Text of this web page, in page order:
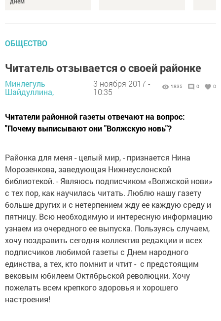
ОБЩЕСТВО
Читатель отзывается о своей районке
Минлегуль
Шайдуллина,
3 ноября 2017 -
10:35
1835 0 0
Читатели районной газеты отвечают на вопрос:
"Почему выписывают они "Волжскую новь"?
Районка для меня - целый мир, - признается Нина
Морозенкова, заведующая Нижнеуслонской
библиотекой. - Являюсь подписчиком «Волжской нови»
с тех пор, как научилась читать. Люблю нашу газету
больше других и с нетерпением жду ее каждую среду и
пятницу. Всю необходимую и интересную информацию
узнаем из очередного ее выпуска. Пользуясь случаем,
хочу поздравить сегодня коллектив редакции и всех
подписчиков любимой газеты с Днем народного
единства, а тех, кто помнит и чтит - с предстоящим
вековым юбилеем Октябрьской революции. Хочу
пожелать всем крепкого здоровья и хорошего
настроения!